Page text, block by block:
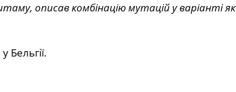
описав комбінацію мутацій у варіанті як
Бельгії.